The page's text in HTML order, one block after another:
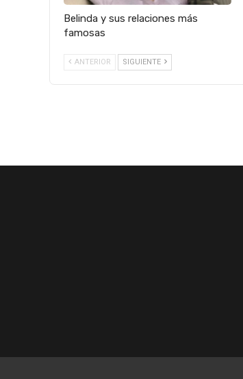
Belinda y sus relaciones más
famosas
ANTERIOR SIGUIENTE